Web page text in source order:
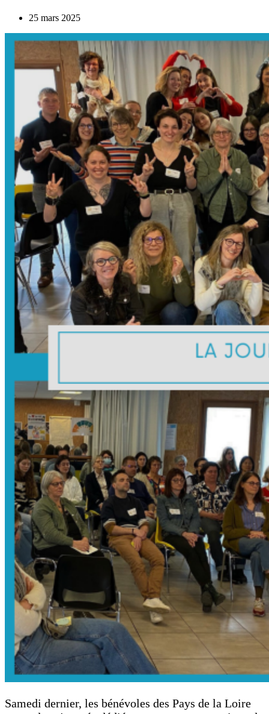
25 mars 2025
Samedi dernier, les bénévoles des Pays de la Loire